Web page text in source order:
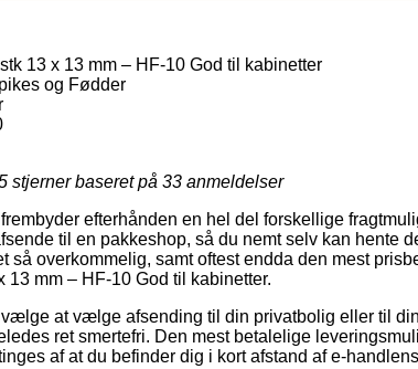
13 x 13 mm – HF-10 God til kabinetter
og Fødder
stjerner baseret på 33 anmeldelser
efterhånden en hel del forskellige
til en pakkeshop, så du nemt selv kan hente
så overkommelig, samt oftest endda den mest
13 mm – HF-10 God til kabinetter.
at vælge afsending til din privatbolig eller til
ret smertefri. Den mest betalelige
af at du befinder dig i kort afstand af e-